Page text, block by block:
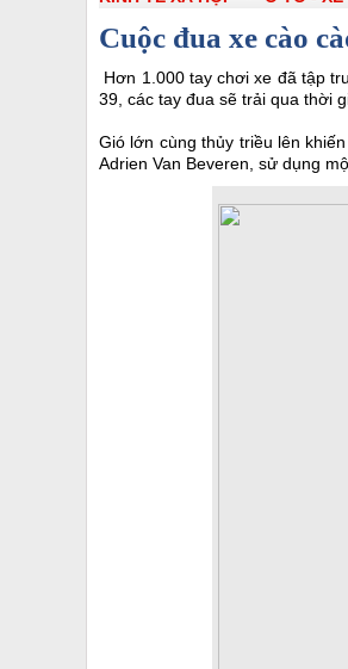
Cuộc đua xe cào
Hơn 1.000 tay chơi xe đã tập
39, các tay đua sẽ trải qua thời
Gió lớn cùng thủy triều lên
Adrien Van Beveren, sử dụng